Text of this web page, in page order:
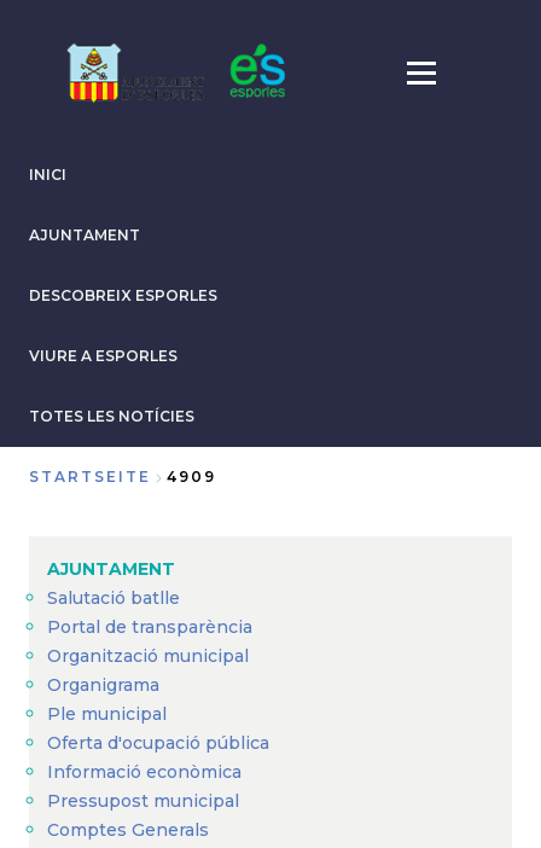
INICI
AJUNTAMENT
DESCOBREIX ESPORLES
VIURE A ESPORLES
TOTES LES NOTÍCIES
STARTSEITE 4909
AJUNTAMENT
Salutació batlle
Portal de transparència
Organització municipal
Organigrama
Ple municipal
Oferta d'ocupació pública
Informació econòmica
Pressupost municipal
Comptes Generals